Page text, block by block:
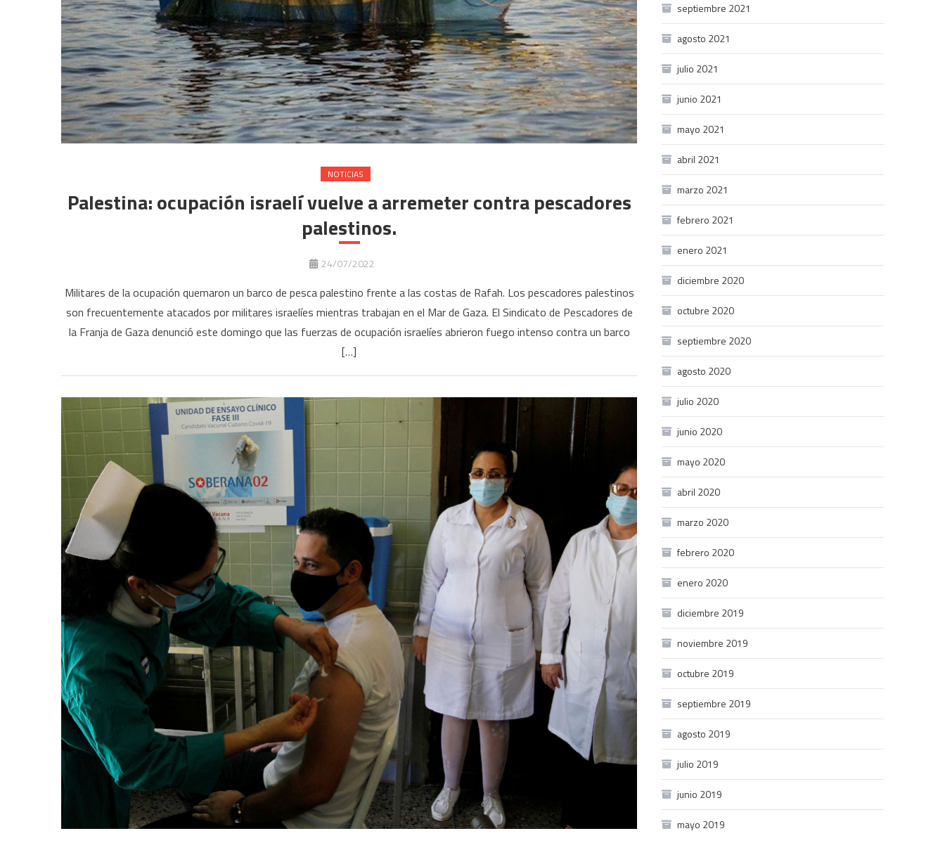
NOTICIAS
Palestina: ocupación israelí vuelve a arremeter contra pescadores
palestinos.
24/07/2022
Militares de la ocupación quemaron un barco de pesca palestino frente a las costas de Rafah. Los pescadores palestinos
son frecuentemente atacados por militares israelíes mientras trabajan en el Mar de Gaza. El Sindicato de Pescadores de
la Franja de Gaza denunció este domingo que las fuerzas de ocupación israelíes abrieron fuego intenso contra un barco
[…]
septiembre 2021
agosto 2021
julio 2021
junio 2021
mayo 2021
abril 2021
marzo 2021
febrero 2021
enero 2021
diciembre 2020
octubre 2020
septiembre 2020
agosto 2020
julio 2020
junio 2020
mayo 2020
abril 2020
marzo 2020
febrero 2020
enero 2020
diciembre 2019
noviembre 2019
octubre 2019
septiembre 2019
agosto 2019
julio 2019
junio 2019
mayo 2019